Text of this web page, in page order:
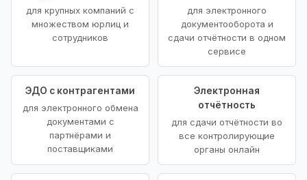
для крупных компаний с
множеством юрлиц и
сотрудников
для электронного
документооборота и
сдачи отчётности в одном
сервисе
ЭДО с контрагентами
для электронного обмена
документами с
партнёрами и
поставщиками
Электронная
отчётность
для сдачи отчётности во
все контролирующие
органы онлайн